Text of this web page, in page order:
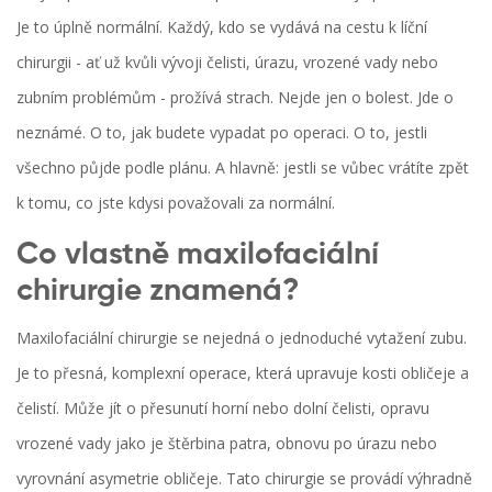
Je to úplně normální. Každý, kdo se vydává na cestu k líční
chirurgii - ať už kvůli vývoji čelisti, úrazu, vrozené vady nebo
zubním problémům - prožívá strach. Nejde jen o bolest. Jde o
neznámé. O to, jak budete vypadat po operaci. O to, jestli
všechno půjde podle plánu. A hlavně: jestli se vůbec vrátíte zpět
k tomu, co jste kdysi považovali za normální.
Co vlastně maxilofaciální
chirurgie znamená?
Maxilofaciální chirurgie se nejedná o jednoduché vytažení zubu.
Je to přesná, komplexní operace, která upravuje kosti obličeje a
čelistí. Může jít o přesunutí horní nebo dolní čelisti, opravu
vrozené vady jako je štěrbina patra, obnovu po úrazu nebo
vyrovnání asymetrie obličeje. Tato chirurgie se provádí výhradně